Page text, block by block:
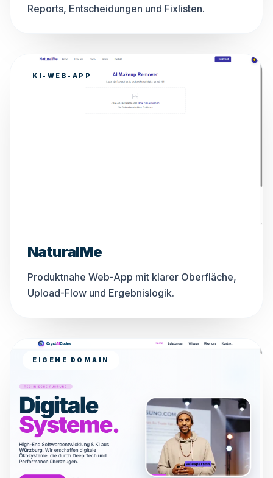
Reports, Entscheidungen und Fixlisten.
KI-WEB-APP
NaturalMe
Produktnahe Web-App mit klarer Oberfläche,
Upload-Flow und Ergebnislogik.
EIGENE DOMAIN